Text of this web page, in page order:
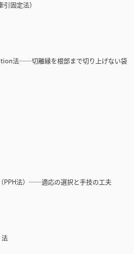
固定法）
法──切離縁を根部まで切り上げない袋
法）──適応の選択と手技の工夫